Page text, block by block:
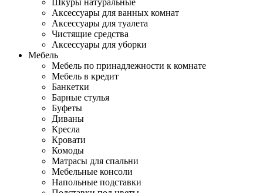
Шкуры натуральные
Аксессуары для ванных комнат
Аксессуары для туалета
Чистящие средства
Аксессуары для уборки
Мебель
Мебель по принадлежности к комнате
Мебель в кредит
Банкетки
Барные стулья
Буфеты
Диваны
Кресла
Кровати
Комоды
Матрасы для спальни
Мебельные консоли
Напольные подставки